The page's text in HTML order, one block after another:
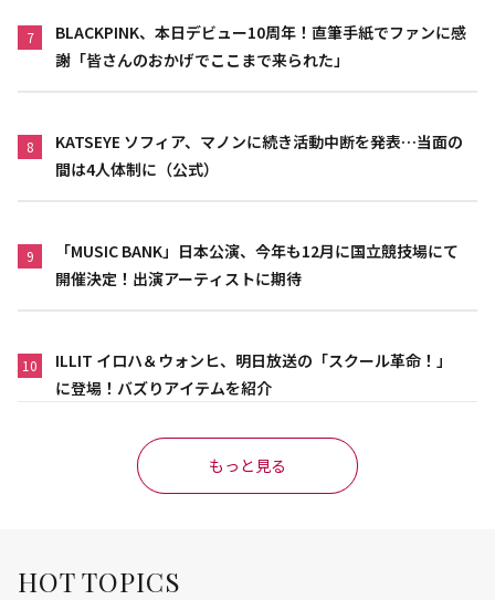
7
BLACKPINK、本日デビュー10周年！直筆手紙でファンに感
謝「皆さんのおかげでここまで来られた」
8
KATSEYE ソフィア、マノンに続き活動中断を発表…当面の
間は4人体制に（公式）
9
「MUSIC BANK」日本公演、今年も12月に国立競技場にて
開催決定！出演アーティストに期待
10
ILLIT イロハ＆ウォンヒ、明日放送の「スクール革命！」
に登場！バズりアイテムを紹介
もっと見る
HOT TOPICS